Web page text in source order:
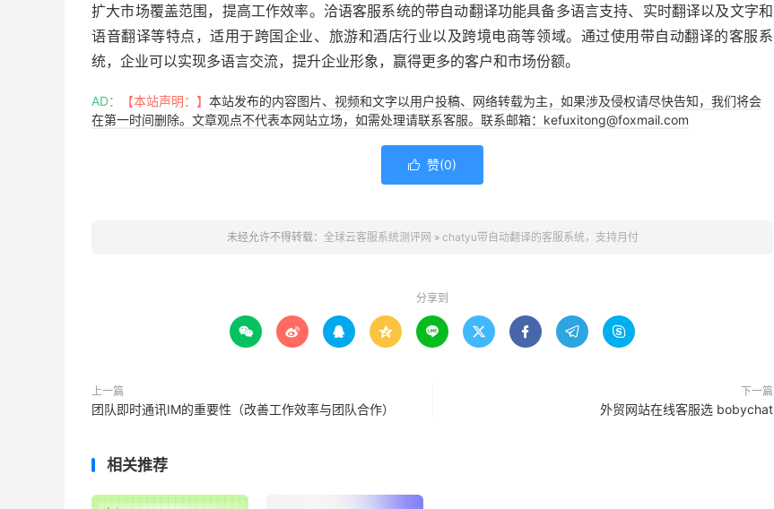
扩大市场覆盖范围，提高工作效率。洽语客服系统的带自动翻译功能具备多语言支持、实时翻译以及文字和
语音翻译等特点，适用于跨国企业、旅游和酒店行业以及跨境电商等领域。通过使用带自动翻译的客服系
统，企业可以实现多语言交流，提升企业形象，赢得更多的客户和市场份额。
AD： 【本站声明：】 本站发布的内容图片、视频和文字以用户投稿、网络转载为主，如果涉及侵权请尽快告知，我们将会
在第一时间删除。文章观点不代表本网站立场，如需处理请联系客服。联系邮箱：kefuxitong@foxmail.com
 赞(0)
未经允许不得转载： 全球云客服系统测评网 » chatyu带自动翻译的客服系统，支持月付
分享到
        
上一篇
团队即时通讯IM的重要性（改善工作效率与团队合作）
下一篇
外贸网站在线客服选 bobychat
相关推荐